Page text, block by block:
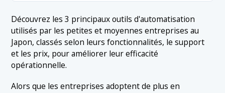
1.1 1. Robo-Pat
1.2 2. EzRobot
1.3 3. EzAvater
2. Conclusion
Découvrez les 3 principaux outils d'automatisation
utilisés par les petites et moyennes entreprises au
Japon, classés selon leurs fonctionnalités, le support
et les prix, pour améliorer leur efficacité
opérationnelle.
Alors que les entreprises adoptent de plus en